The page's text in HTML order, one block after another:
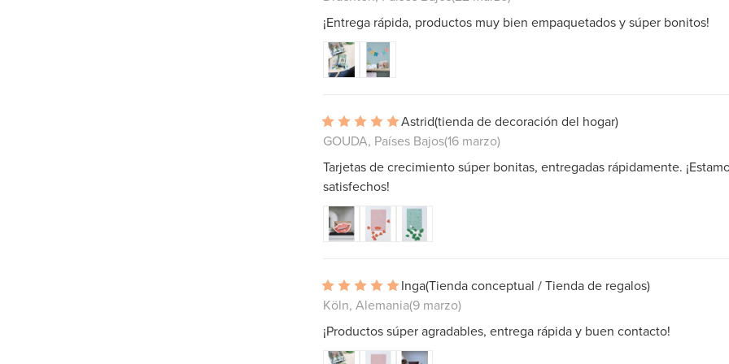
¡Entrega rápida, productos muy bien empaquetados y súper bonitos!
Astrid(tienda de decoración del hogar)
GOUDA, Países Bajos(16 marzo)
Tarjetas de crecimiento súper bonitas, entregadas rápidamente.
satisfechos!
Inga(Tienda conceptual / Tienda de regalos)
Köln, Alemania(9 marzo)
¡Productos súper agradables, entrega rápida y buen contacto!